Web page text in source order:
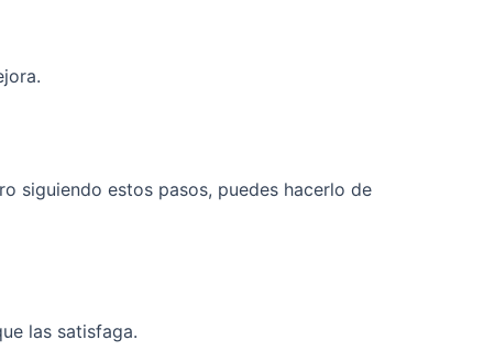
siguiendo estos pasos, puedes hacerlo de
las satisfaga.